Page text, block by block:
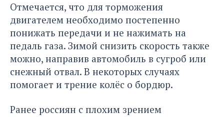
Отмечается, что для торможения
двигателем необходимо постепенно
понижать передачи и не нажимать на
педаль газа. Зимой снизить скорость также
можно, направив автомобиль в сугроб или
снежный отвал. В некоторых случаях
помогает и трение колёс о бордюр.
Ранее россиян с плохим зрением